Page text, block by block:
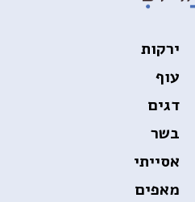
ירקות
עוף
דגים
בשר
אסייתי
מאפים